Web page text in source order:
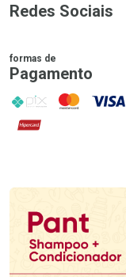
Redes Sociais
formas de
Pagamento
PIX MasterCard
VISA
Hipercard
Promoção